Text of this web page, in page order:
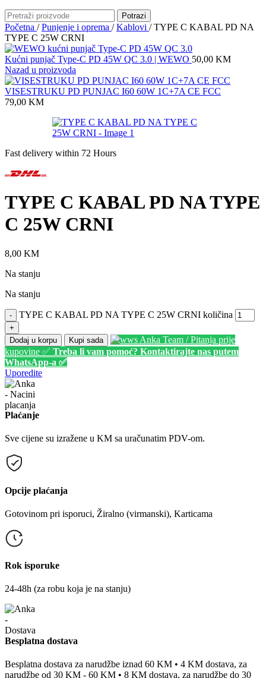
Potrazi
Početna / Punjenje i oprema / Kablovi / TYPE C KABAL PD NA
TYPE C 25W CRNI
Kućni punjač Type-C PD 45W QC 3.0 | WEWO 50,00 KM
Nazad u proizvoda
VISESTRUKU PD PUNJAC I60 60W 1C+7A CE FCC
79,00 KM
Fast delivery within 72 Hours
TYPE C KABAL PD NA TYPE
C 25W CRNI
8,00 KM
Na stanju
Na stanju
- TYPE C KABAL PD NA TYPE C 25W CRNI količina
+
Dodaj u korpu
Kupi sada
Anka Team / Pitanja prije
kupovine ✅ Treba li vam pomoć? Kontaktirajte nas putem
WhatsApp-a ✅
Uporedite
Plaćanje
Sve cijene su izražene u KM sa uračunatim PDV-om.
Opcije plaćanja
Gotovinom pri isporuci, Žiralno (virmanski), Karticama
Rok isporuke
24-48h (za robu koja je na stanju)
Besplatna dostava
Besplatna dostava za narudžbe iznad 60 KM • 4 KM dostava, za
narudžbe od 30 KM - 60 KM • 8 KM dostava, za narudžbe do 30